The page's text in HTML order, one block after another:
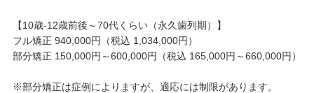
【10歳-12歳前後～70代くらい（永久歯列期）】
フル矯正 940,000円（税込 1,034,000円）
部分矯正 150,000円～600,000円（税込 165,000円～660,000円）
※部分矯正は症例によりますが、適応には制限があります。